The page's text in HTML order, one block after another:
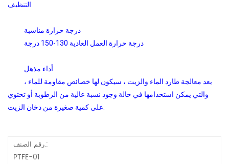
التنظيف
درجة حرارة مناسبة
درجة حرارة العمل العادية 130-150 درجة
أداء مذهل
بعد معالجة طارد الماء والزيت ، سيكون لها خصائص مقاومة للماء ،
والتي يمكن استخدامها في حالة وجود نسبة عالية من الرطوبة أو تحتوي
رقم الصنف.:
PTFE-01